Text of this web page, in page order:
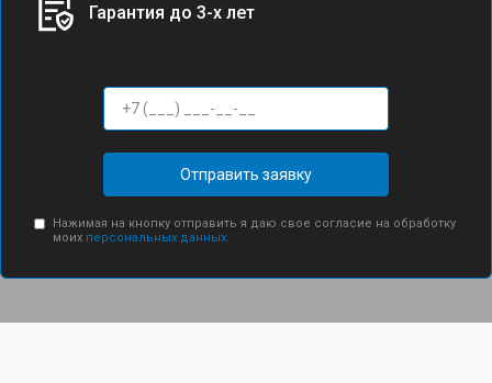
Гарантия до 3-х лет
Отправить заявку
Нажимая на кнопку отправить я даю свое согласие на обработку
моих персональных данных.